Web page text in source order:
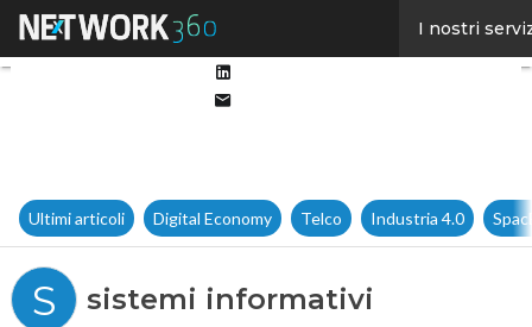
I nostri
Ultimi articoli Digital Economy Telco Industria 4.0
S sistemi informativi